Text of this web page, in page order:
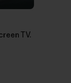
TV.